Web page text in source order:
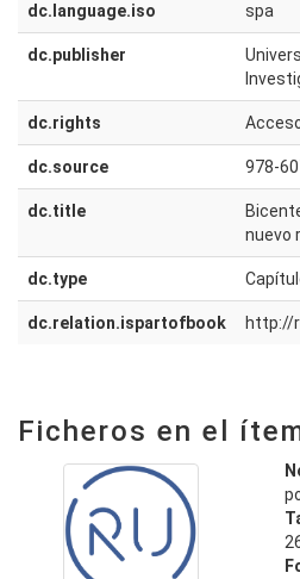
dc.language.iso spa
dc.publisher
dc.rights
dc.source 978-
dc.title
nuevo
dc.type
dc.relation.ispartofbook http://
Ficheros en el